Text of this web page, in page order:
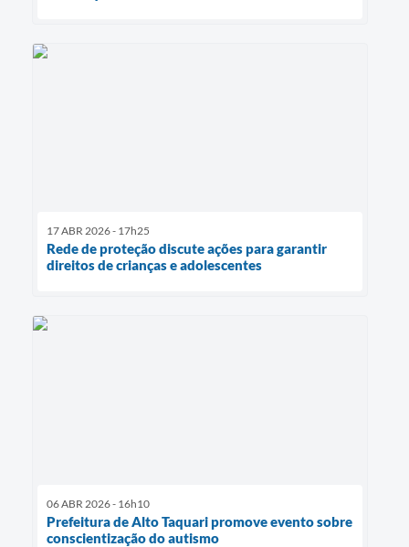
17 ABR 2026 - 17h25
Rede de proteção discute ações para garantir
direitos de crianças e adolescentes
06 ABR 2026 - 16h10
Prefeitura de Alto Taquari promove evento sobre
conscientização do autismo